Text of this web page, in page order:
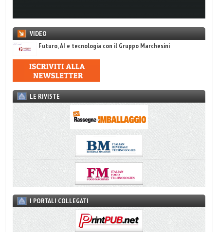
VIDEO
Futuro, AI e tecnologia con il Gruppo Marchesini
LE RIVISTE
I PORTALI COLLEGATI